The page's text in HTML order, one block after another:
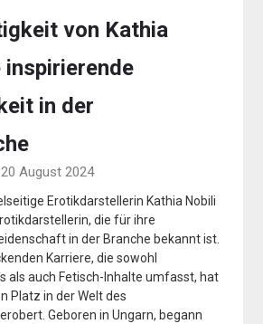
von Kathia
inspirierende
in der
August 2024
Erotikdarstellerin Kathia Nobili
die für ihre
in der Branche bekannt ist.
Karriere, die sowohl
als auch Fetisch-Inhalte umfasst, hat
Platz in der Welt des
Geboren in Ungarn, begann